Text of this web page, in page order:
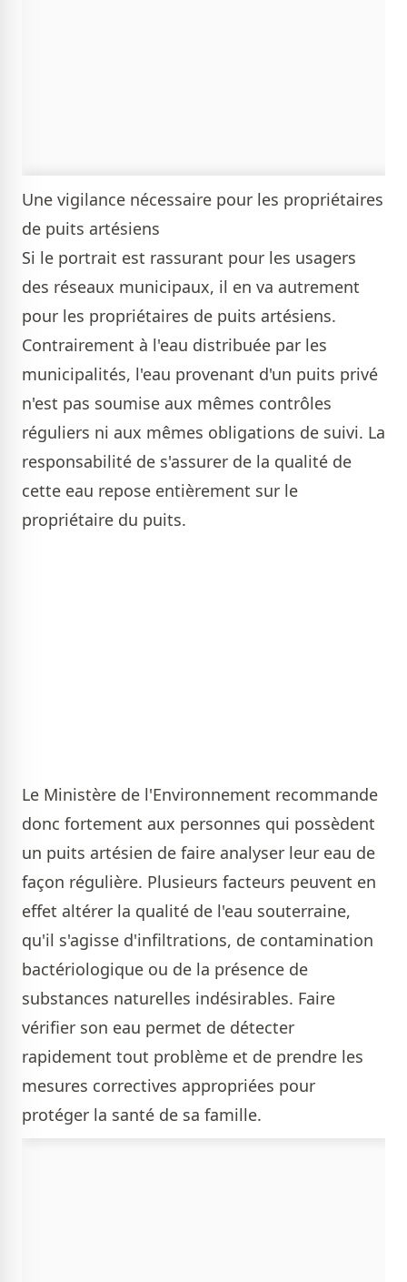
Une vigilance nécessaire pour les propriétaires
de puits artésiens
Si le portrait est rassurant pour les usagers
des réseaux municipaux, il en va autrement
pour les propriétaires de puits artésiens.
Contrairement à l'eau distribuée par les
municipalités, l'eau provenant d'un puits privé
n'est pas soumise aux mêmes contrôles
réguliers ni aux mêmes obligations de suivi. La
responsabilité de s'assurer de la qualité de
cette eau repose entièrement sur le
propriétaire du puits.
Le Ministère de l'Environnement recommande
donc fortement aux personnes qui possèdent
un puits artésien de faire analyser leur eau de
façon régulière. Plusieurs facteurs peuvent en
effet altérer la qualité de l'eau souterraine,
qu'il s'agisse d'infiltrations, de contamination
bactériologique ou de la présence de
substances naturelles indésirables. Faire
vérifier son eau permet de détecter
rapidement tout problème et de prendre les
mesures correctives appropriées pour
protéger la santé de sa famille.